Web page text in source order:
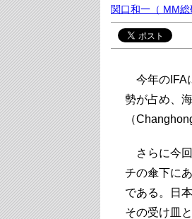
関口和一 （ MM
今年のIFA
勢が占め、
（
さらに今回
チの傘下に
である。日
その受け皿